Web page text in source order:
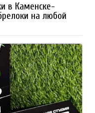
в Каменске-
на любой